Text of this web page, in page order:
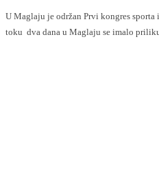
U Maglaju je održan Prvi kongres
toku dva dana u Maglaju se imalo